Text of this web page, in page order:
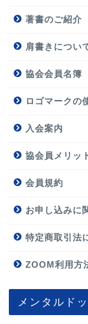
著書のご紹介
肩書きについ
協会会員名簿
ロゴマークの
入会案内
協会員メリッ
会員規約
お申し込みに
特定商取引法
ZOOM利用方
メンタルド